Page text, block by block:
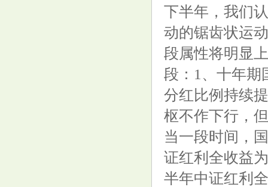
下半年，我们
动的锯齿状运
段属性将明显
段：1、十年期
分红比例持续
枢不作下行，
当一段时间，
证红利全收益
半年中证红利